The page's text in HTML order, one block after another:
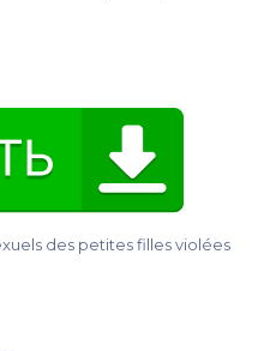
des petites filles violées